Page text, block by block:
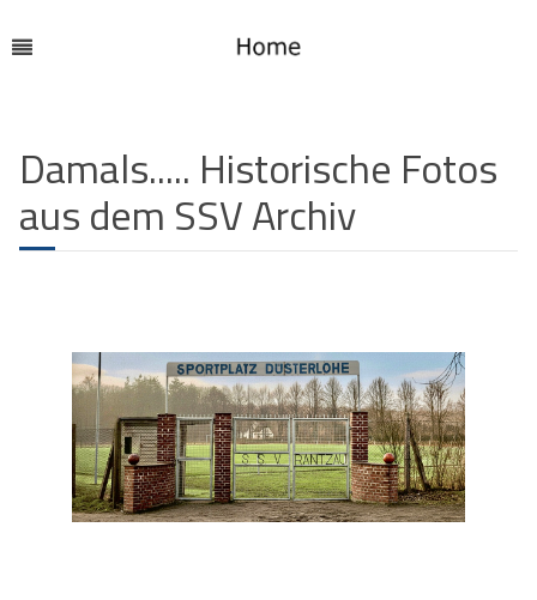
Damals..... Historische Fotos
aus dem SSV Archiv